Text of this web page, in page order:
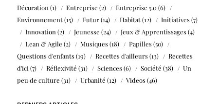
Décoration (1) Entreprise (2) Entreprise 5.0 (6)
Environnement(15) Futur(14) Habitat(12) Initiatives(7)
Innovation (2) Jeunesse (24) Jeux & Apprentissages(4)
Lean & Agile (2) Musiques(18) Papilles(50)
Questions d'enfants(19) Recettes d'ailleurs(13)
Recettes
d'ici (7) Réflexivité (31) Sciences(6) Société (38)
Un
peu de culture (31) Urbanité (12) Videos(46)